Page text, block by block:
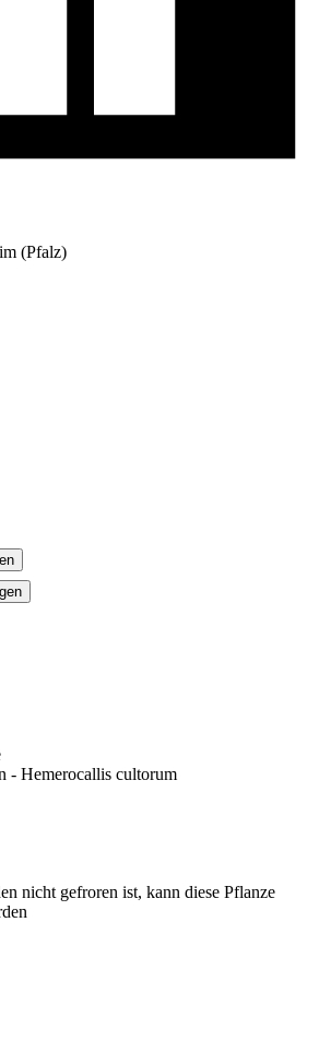
(Pfalz)
- Hemerocallis cultorum
nicht gefroren ist, kann diese Pflanze